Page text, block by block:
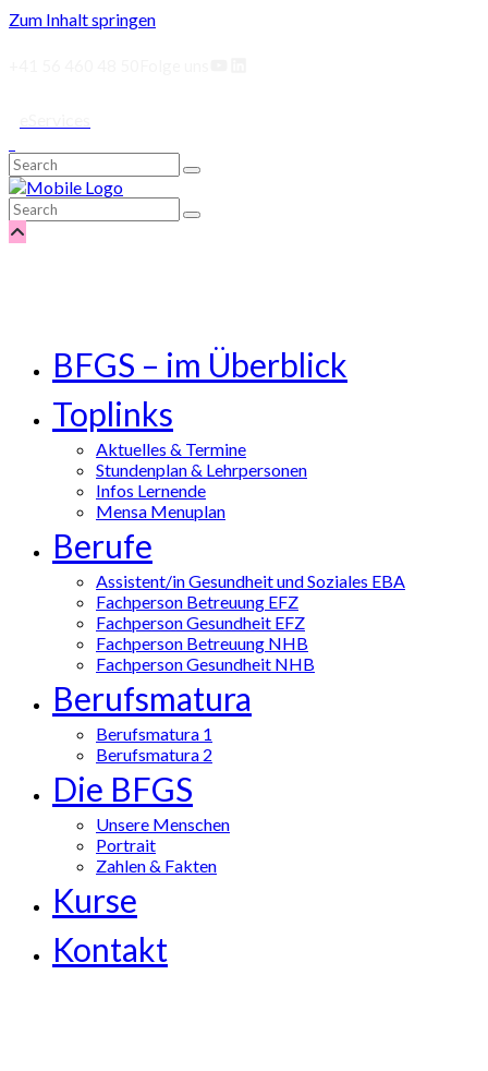
Zum Inhalt springen
BFGS – im Überblick
Toplinks
Aktuelles & Termine
Stundenplan & Lehrpersonen
Infos Lernende
Mensa Menuplan
Berufe
Assistent/in Gesundheit und Soziales EBA
Fachperson Betreuung EFZ
Fachperson Gesundheit EFZ
Fachperson Betreuung NHB
Fachperson Gesundheit NHB
Berufsmatura
Berufsmatura 1
Berufsmatura 2
Die BFGS
Unsere Menschen
Portrait
Zahlen & Fakten
Kurse
Kontakt